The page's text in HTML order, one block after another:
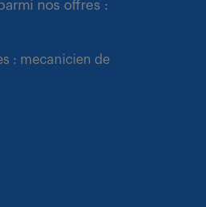
nos offres :
: mecanicien de